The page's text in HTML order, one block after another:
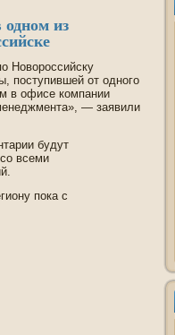
одном из
Новороссийску
поступившей от одного
в офисе компании
— заявили
будут
всеми
пока с